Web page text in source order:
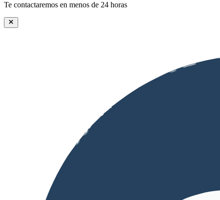
Te contactaremos en menos de 24 horas